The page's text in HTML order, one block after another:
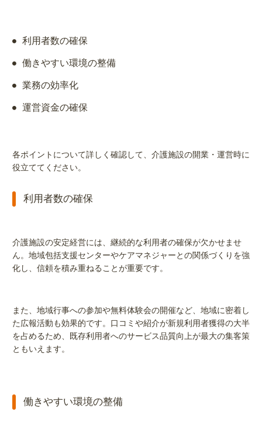
利用者数の確保
働きやすい環境の整備
業務の効率化
運営資金の確保
各ポイントについて詳しく確認して、介護施設の開業・運営時に
役立ててください。
利用者数の確保
介護施設の安定経営には、継続的な利用者の確保が欠かせませ
ん。地域包括支援センターやケアマネジャーとの関係づくりを強
化し、信頼を積み重ねることが重要です。
また、地域行事への参加や無料体験会の開催など、地域に密着し
た広報活動も効果的です。口コミや紹介が新規利用者獲得の大半
を占めるため、既存利用者へのサービス品質向上が最大の集客策
ともいえます。
働きやすい環境の整備